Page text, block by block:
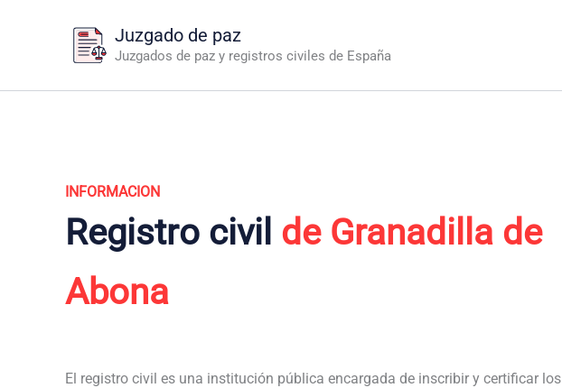
Juzgado de paz
Juzgados de paz y registros civiles de España
INFORMACION
Registro civil de Granadilla de
Abona
El registro civil es una institución pública encargada de inscribir y certificar los